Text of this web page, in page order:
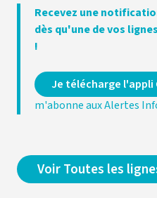
Recevez une
dès qu'une de vos
!
Je télécharge l'appli
m'abonne aux Alertes
Voir Toutes les